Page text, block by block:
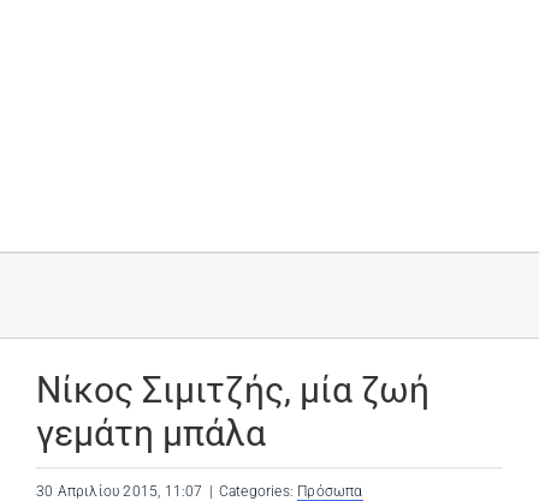
Νίκος Σιμιτζής, μία ζωή
γεμάτη μπάλα
30 Απριλίου 2015, 11:07 Categories: Πρόσωπα